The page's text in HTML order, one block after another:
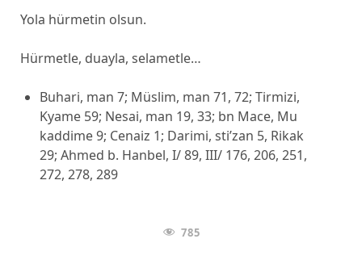
Yola hürmetin olsun.
Hürmetle, duayla, selametle…
Buhari, man 7; Müslim, man 71, 72; Tirmizi,
Kyame 59; Nesai, man 19, 33; bn Mace, Mu
kaddime 9; Cenaiz 1; Darimi, sti’zan 5, Rikak
29; Ahmed b. Hanbel, I/ 89, III/ 176, 206, 251,
272, 278, 289
785